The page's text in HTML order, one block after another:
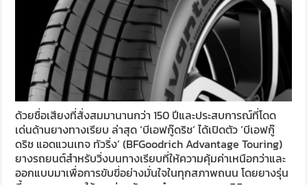
ด้วยชื่อเสียงที่สั่งสมมานานกว่า 150 ปีและประสบการณ์ที่โดด
เด่นด้านยางทางเรียบ ล่าสุด ‘บีเอฟกู๊ดริช’ ได้เปิดตัว ‘บีเอฟกู๊
ดริช แอดแวนเทจ ทัวริ่ง’ (BFGoodrich Advantage Touring)
ยางรถยนต์สำหรับวิ่งบนทางเรียบที่ให้ความคุ้มค่าเหนือกว่าและ
ออกแบบมาเพื่อการขับขี่อย่างมั่นใจในทุกสภาพถนน โดยยางรุ่น